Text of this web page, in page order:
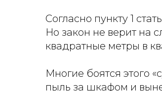
Согласно пункту 1
Но закон не верит на
квадратные метры в
Многие боятся этого
пыль за шкафом и